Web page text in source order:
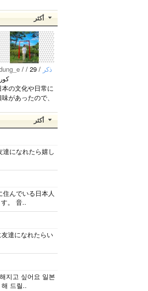
援しま
！..
무예쁘다
ㅠㅠ..
أكثر
/ ‏‏ذكر
/ 29 /
本の文化や日常に
があったので、
た。 日本語を少し
つ勉強しているの
です。 もちろ
国..
أكثر
になれたら嬉し
んでいる日本人
。 音..
達になれたらい
지고 싶어요 일본
드릴..